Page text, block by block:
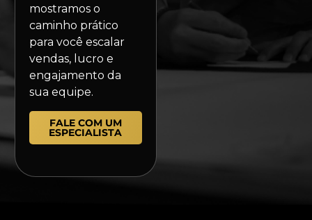
mostramos o
caminho prático
para você escalar
vendas, lucro e
engajamento da
sua equipe.
FALE COM UM
ESPECIALISTA